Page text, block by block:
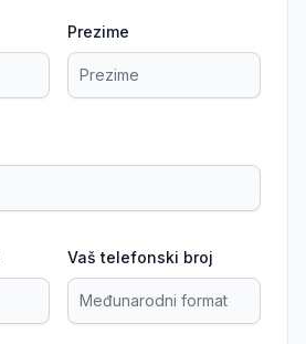
Prezime
Vaš telefonski broj